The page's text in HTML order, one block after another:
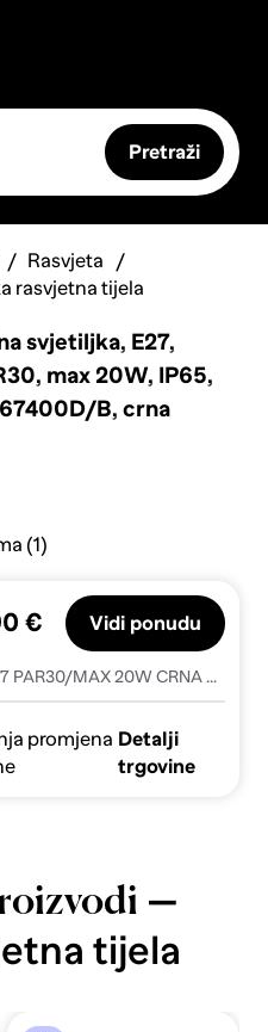
Pretraži
Rasvjeta
rasvjetna tijela
svjetiljka, E27,
max 20W, IP65,
B, crna
(1)
ZIDNA SVJETILJKA IP65/E27 PAR30/MAX 20W CRNA DM67400D/B
€ Vidi ponudu
promjena Detalji
trgovine
—
tijela